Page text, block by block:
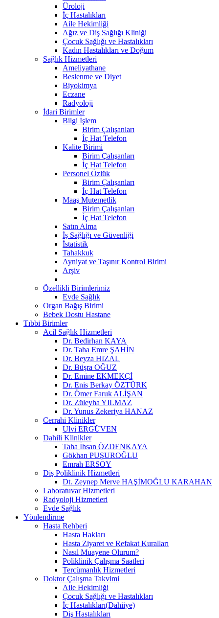
Üroloji
İç Hastalıkları
Aile Hekimliği
Ağız ve Diş Sağlığı Kliniği
Çocuk Sağlığı ve Hastalıkları
Kadın Hastalıkları ve Doğum
Sağlık Hizmetleri
Ameliyathane
Beslenme ve Diyet
Biyokimya
Eczane
Radyoloji
İdari Birimler
Bilgi İşlem
Birim Çalışanları
İç Hat Telefon
Kalite Birimi
Birim Çalışanları
İç Hat Telefon
Personel Özlük
Birim Çalışanları
İç Hat Telefon
Maaş Mutemetlik
Birim Çalışanları
İç Hat Telefon
Satın Alma
İş Sağlığı ve Güvenliği
İstatistik
Tahakkuk
Ayniyat ve Taşınır Kontrol Birimi
Arşiv
Özellikli Birimlerimiz
Evde Sağlık
Organ Bağış Birimi
Bebek Dostu Hastane
Tıbbi Birimler
Acil Sağlık Hizmetleri
Dr. Bedirhan KAYA
Dr. Taha Emre ŞAHİN
Dr. Beyza HIZAL
Dr. Büşra OĞUZ
Dr. Emine EKMEKÇİ
Dr. Enis Berkay ÖZTÜRK
Dr. Ömer Faruk ALİŞAN
Dr. Züleyha YILMAZ
Dr. Yunus Zekeriya HANAZ
Cerrahi Klinikler
Ulvi ERGÜVEN
Dahili Klinikler
Taha İhsan ÖZDENKAYA
Gökhan PUŞUROĞLU
Emrah ERSOY
Diş Poliklinik Hizmetleri
Dt. Zeynep Merve HAŞİMOĞLU KARAHAN
Laboratuvar Hizmetleri
Radyoloji Hizmetleri
Evde Sağlık
Yönlendirme
Hasta Rehberi
Hasta Hakları
Hasta Ziyaret ve Refakat Kuralları
Nasıl Muayene Olurum?
Poliklinik Çalışma Saatleri
Tercümanlık Hizmetleri
Doktor Çalışma Takvimi
Aile Hekimliği
Çocuk Sağlığı ve Hastalıkları
İç Hastalıkları(Dahiiye)
Diş Hastalıkları